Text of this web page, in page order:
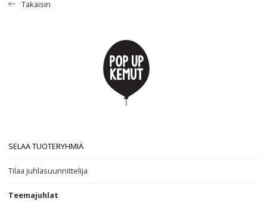
Takaisin
SELAA TUOTERYHMIÄ
Tilaa juhlasuunnittelija
Teemajuhlat